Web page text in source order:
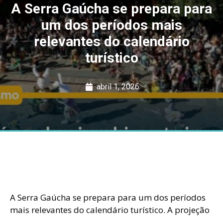
A Serra Gaúcha se prepara para
um dos períodos mais
relevantes do calendário
turístico
abril 1, 2026
A Serra Gaúcha se prepara para um dos períodos
mais relevantes do calendário turístico. A projeção